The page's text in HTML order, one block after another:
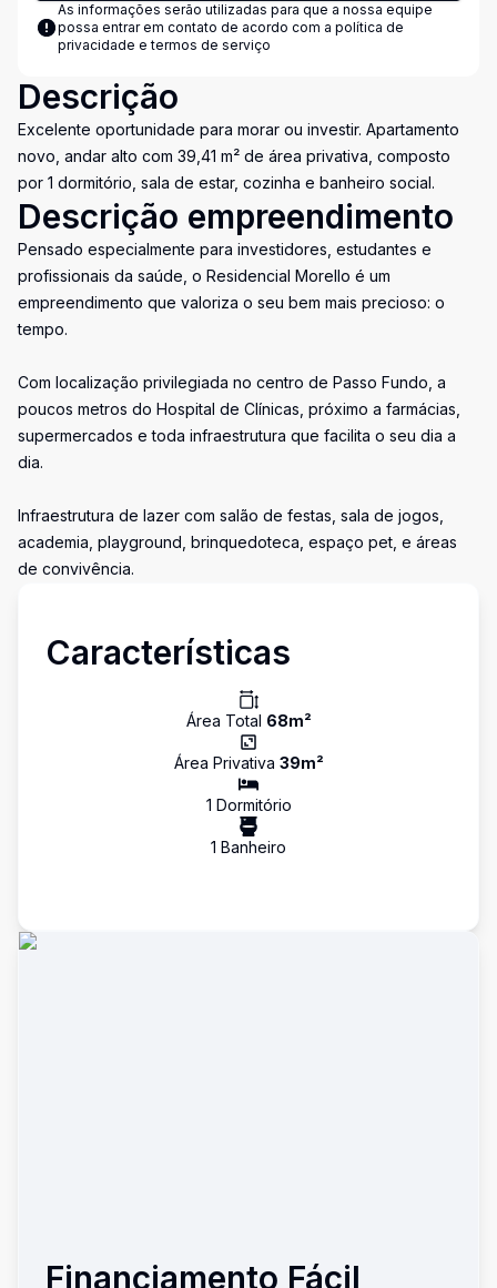
As informações serão utilizadas para que a nossa equipe
possa entrar em contato de acordo com a política de
privacidade e termos de serviço
Descrição
Excelente oportunidade para morar ou investir. Apartamento
novo, andar alto com 39,41 m² de área privativa, composto
por 1 dormitório, sala de estar, cozinha e banheiro social.
Descrição empreendimento
Pensado especialmente para investidores, estudantes e
profissionais da saúde, o Residencial Morello é um
empreendimento que valoriza o seu bem mais precioso: o
tempo.
Com localização privilegiada no centro de Passo Fundo, a
poucos metros do Hospital de Clínicas, próximo a farmácias,
supermercados e toda infraestrutura que facilita o seu dia a
dia.
Infraestrutura de lazer com salão de festas, sala de jogos,
academia, playground, brinquedoteca, espaço pet, e áreas
de convivência.
Características
Área Total 68m²
Área Privativa 39m²
1 Dormitório
1 Banheiro
Financiamento Fácil